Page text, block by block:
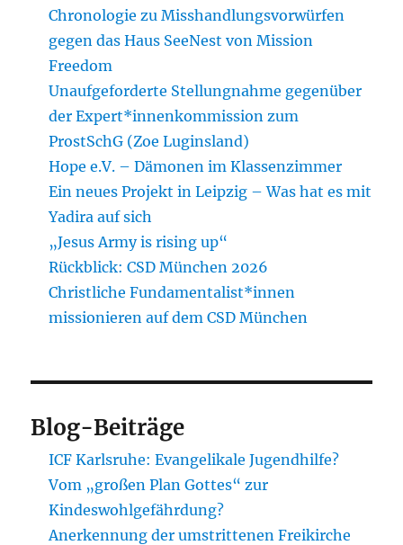
Chronologie zu Misshandlungsvorwürfen
gegen das Haus SeeNest von Mission
Freedom
Unaufgeforderte Stellungnahme gegenüber
der Expert*innenkommission zum
ProstSchG (Zoe Luginsland)
Hope e.V. – Dämonen im Klassenzimmer
Ein neues Projekt in Leipzig – Was hat es mit
Yadira auf sich
„Jesus Army is rising up“
Rückblick: CSD München 2026
Christliche Fundamentalist*innen
missionieren auf dem CSD München
Blog-Beiträge
ICF Karlsruhe: Evangelikale Jugendhilfe?
Vom „großen Plan Gottes“ zur
Kindeswohlgefährdung?
Anerkennung der umstrittenen Freikirche